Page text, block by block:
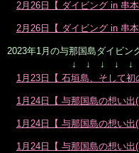
2月26日【 ダイビング in 串本
2月26日【 ダイビング in 串本
2023年1月の与那国島ダイビン
↓ ↓ ↓ ↓ ↓
1月23日【 石垣島、そして初
1月24日【 与那国島の想い出(
1月24日【 与那国島の想い出
1月24日【 与那国島の想い出(